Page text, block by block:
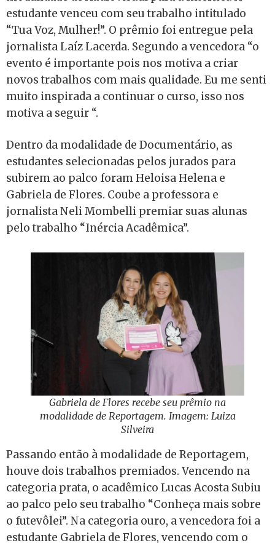
estudante venceu com seu trabalho intitulado
“Tua Voz, Mulher!”. O prêmio foi entregue pela
jornalista Laíz Lacerda. Segundo a vencedora “o
evento é importante pois nos motiva a criar
novos trabalhos com mais qualidade. Eu me senti
muito inspirada a continuar o curso, isso nos
motiva a seguir “.
Dentro da modalidade de Documentário, as
estudantes selecionadas pelos jurados para
subirem ao palco foram Heloisa Helena e
Gabriela de Flores. Coube a professora e
jornalista Neli Mombelli premiar suas alunas
pelo trabalho “Inércia Acadêmica”.
Gabriela de Flores recebe seu prêmio na
modalidade de Reportagem. Imagem: Luiza
Silveira
Passando então à modalidade de Reportagem,
houve dois trabalhos premiados. Vencendo na
categoria prata, o acadêmico Lucas Acosta Subiu
ao palco pelo seu trabalho “Conheça mais sobre
o futevôlei”. Na categoria ouro, a vencedora foi a
estudante Gabriela de Flores, vencendo com o